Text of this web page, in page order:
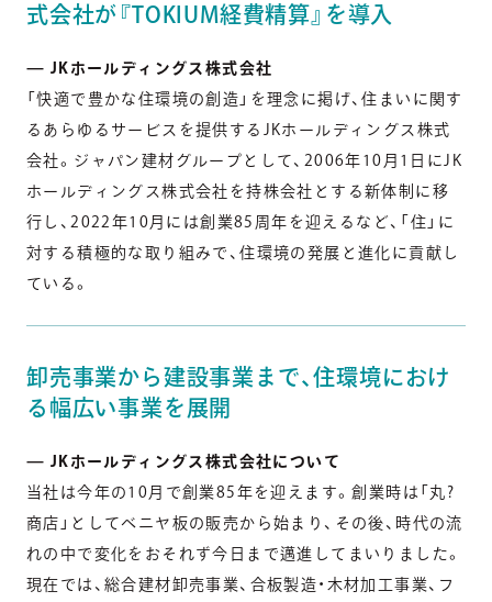
式会社が『TOKIUM経費精算』を導入
— JKホールディングス株式会社
「快適で豊かな住環境の創造」を理念に掲げ、住まいに関す
るあらゆるサービスを提供するJKホールディングス株式
会社。ジャパン建材グループとして、2006年10月1日にJK
ホールディングス株式会社を持株会社とする新体制に移
行し、2022 年10月には創業85 周年を迎えるなど、「住」に
対する積極的な取り組みで、住環境の発展と進化に貢献し
ている。
卸売事業から建設事業まで、住環境におけ
る幅広い事業を展開
— JKホールディングス株式会社について
当社は今年の10月で創業85年を迎えます。創業時は「丸?
商店」としてベニヤ板の販売から始まり、その後、時代の流
れの中で変化をおそれず今日まで邁進してまいりました。
現在では、総合建材卸売事業、合板製造・木材加工事業、フ